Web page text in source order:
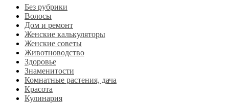
Без рубрики
Волосы
Дом и ремонт
Женские калькуляторы
Женские советы
Животноводство
Здоровье
Знаменитости
Комнатные растения, дача
Красота
Кулинария